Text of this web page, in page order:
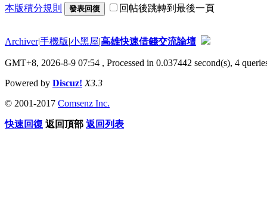
本版積分規則 發表回復 回帖後跳轉到最後一頁
Archiver|手機版|小黑屋|高雄快速借錢交流論壇
GMT+8, 2026-8-9 07:54 , Processed in 0.037442 second(s), 4
Powered by Discuz! X3.3
© 2001-2017 Comsenz Inc.
快速回復 返回頂部 返回列表